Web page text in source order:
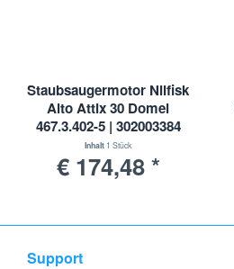
Staubsaugermotor Nilfisk
Alto Attix 30 Domel
467.3.402-5 | 302003384
Inhalt 1 Stück
€ 174,48 *
Support